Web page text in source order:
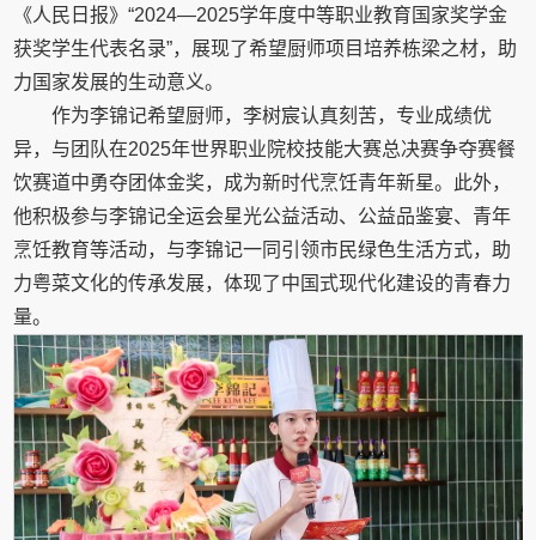
《人民日报》“2024—2025学年度中等职业教育国家奖学金
获奖学生代表名录”，展现了希望厨师项目培养栋梁之材，助
力国家发展的生动意义。
作为李锦记希望厨师，李树宸认真刻苦，专业成绩优
异，与团队在2025年世界职业院校技能大赛总决赛争夺赛餐
饮赛道中勇夺团体金奖，成为新时代烹饪青年新星。此外，
他积极参与李锦记全运会星光公益活动、公益品鉴宴、青年
烹饪教育等活动，与李锦记一同引领市民绿色生活方式，助
力粤菜文化的传承发展，体现了中国式现代化建设的青春力
量。